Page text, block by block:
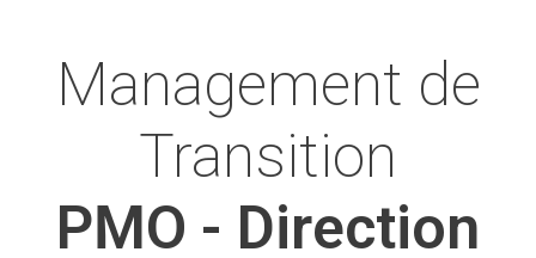
Management de
Transition
PMO - Direction